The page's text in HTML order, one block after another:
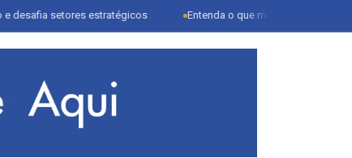
estratégicos Entenda o que muda com a nova Lei do Frete